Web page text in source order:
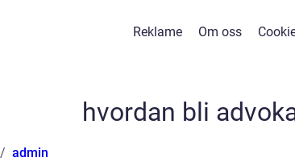
Reklame Om oss
hvordan bli
admin